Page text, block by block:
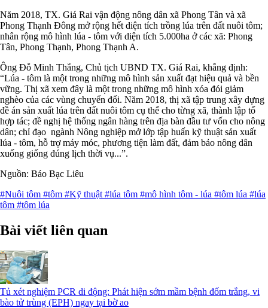
Năm 2018, TX. Giá Rai vận động nông dân xã Phong Tân và xã
Phong Thạnh Đông mở rộng hết diện tích trồng lúa trên đất nuôi tôm;
nhân rộng mô hình lúa - tôm với diện tích 5.000ha ở các xã: Phong
Tân, Phong Thạnh, Phong Thạnh A.
Ông Đỗ Minh Thắng, Chủ tịch UBND TX. Giá Rai, khẳng định:
“Lúa - tôm là một trong những mô hình sản xuất đạt hiệu quả và bền
vững. Thị xã xem đây là một trong những mô hình xóa đói giảm
nghèo của các vùng chuyển đổi. Năm 2018, thị xã tập trung xây dựng
đề án sản xuất lúa trên đất nuôi tôm cụ thể cho từng xã, thành lập tổ
hợp tác; đề nghị hệ thống ngân hàng trên địa bàn đầu tư vốn cho nông
dân; chỉ đạo ngành Nông nghiệp mở lớp tập huấn kỹ thuật sản xuất
lúa - tôm, hỗ trợ máy móc, phương tiện làm đất, đảm bảo nông dân
xuống giống đúng lịch thời vụ...”.
Nguồn: Báo Bạc Liêu
#Nuôi tôm #tôm #Kỹ thuật #lúa tôm #mô hình tôm - lúa #tôm lúa #lúa
tôm #tôm lúa
Bài viết liên quan
Tủ xét nghiệm PCR di động: Phát hiện sớm mầm bệnh đốm trắng, vi
bào tử trùng (EPH) ngay tại bờ ao